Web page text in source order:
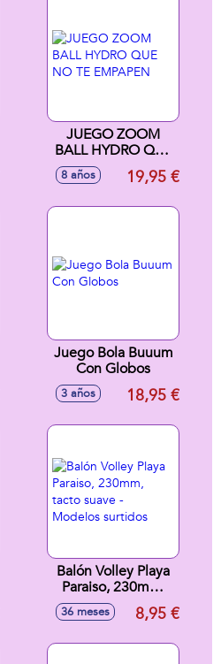
JUEGO ZOOM
BALL HYDRO QUE
NO TE EMPAPEN
8 años 19,95 €
Juego Bola Buuum
Con Globos
3 años 18,95 €
Balón Volley Playa
Paraiso, 230mm,
tacto suave -
Modelos surtidos
36 meses 8,95 €